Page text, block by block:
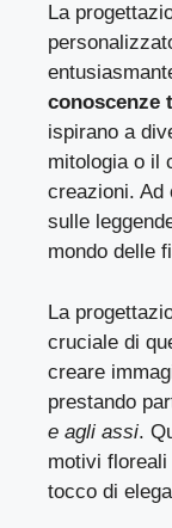
La
conoscenze
ispirano a
mitologia o il
creazioni. Ad
sulle
mondo delle
La
cruciale di
creare
prestando
e agli assi.
motivi floreali
tocco di